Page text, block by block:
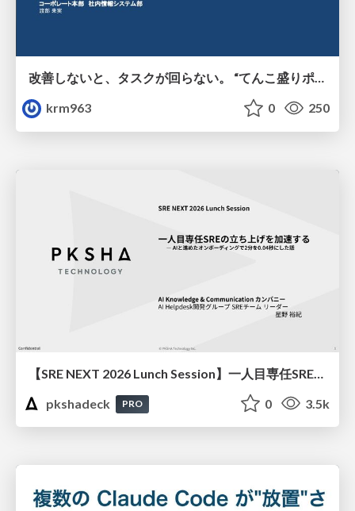
改善しないと、タスクが回らない。 “てんこ盛りポジション” を引き継いだ情シスの、入社3ヶ月の業務改善録
krm963
0 250
pkshadeck
PRO 0 3.5k